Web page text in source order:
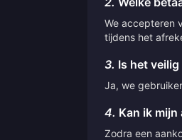
We accepteren
tijdens het
3. Is het
Ja, we
4. Kan ik
Zodra een